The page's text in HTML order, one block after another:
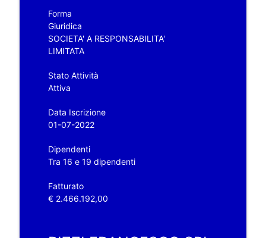
Forma
Giuridica
SOCIETA' A RESPONSABILITA'
LIMITATA
Stato Attività
Attiva
Data Iscrizione
01-07-2022
Dipendenti
Tra 16 e 19 dipendenti
Fatturato
€ 2.466.192,00